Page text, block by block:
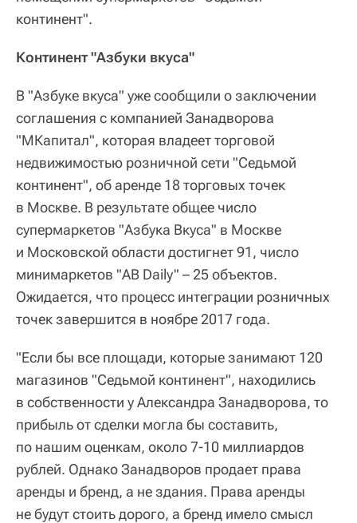
континент".
Континент "Азбуки вкуса"
В "Азбуке вкуса" уже сообщили о заключении
соглашения с компанией Занадворова
"МКапитал", которая владеет торговой
недвижимостью розничной сети "Седьмой
континент", об аренде 18 торговых точек
в Москве. В результате общее число
супермаркетов "Азбука Вкуса" в Москве
и Московской области достигнет 91, число
минимаркетов "АВ Daily" – 25 объектов.
Ожидается, что процесс интеграции розничных
точек завершится в ноябре 2017 года.
"Если бы все площади, которые занимают 120
магазинов "Седьмой континент", находились
в собственности у Александра Занадворова, то
прибыль от сделки могла бы составить,
по нашим оценкам, около 7-10 миллиардов
рублей. Однако Занадворов продает права
аренды и бренд, а не здания. Права аренды
не будут стоить дорого, а бренд имело смысл